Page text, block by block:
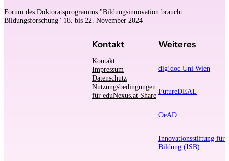
Forum des Doktoratsprogramms "Bildungsinnovation braucht
Bildungsforschung" 18. bis 22. November 2024
Kontakt
Kontakt
Impressum
Datenschutz
Nutzungsbedingungen
für eduNexus.at Share
Weiteres
dig!doc Uni Wien
FutureDEAL
OeAD
Innovationsstiftung für
Bildung (ISB)